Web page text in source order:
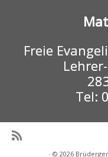
Freie
Tel:
· © 2026